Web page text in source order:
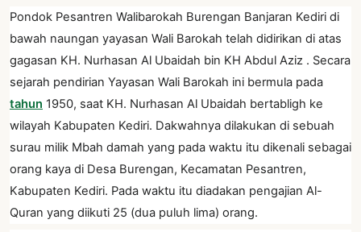
Pondok Pesantren Walibarokah Burengan Banjaran Kediri di
bawah naungan yayasan Wali Barokah telah didirikan di atas
gagasan KH. Nurhasan Al Ubaidah bin KH Abdul Aziz . Secara
sejarah pendirian Yayasan Wali Barokah ini bermula pada
tahun 1950, saat KH. Nurhasan Al Ubaidah bertabligh ke
wilayah Kabupaten Kediri. Dakwahnya dilakukan di sebuah
surau milik Mbah damah yang pada waktu itu dikenali sebagai
orang kaya di Desa Burengan, Kecamatan Pesantren,
Kabupaten Kediri. Pada waktu itu diadakan pengajian Al-
Quran yang diikuti 25 (dua puluh lima) orang.